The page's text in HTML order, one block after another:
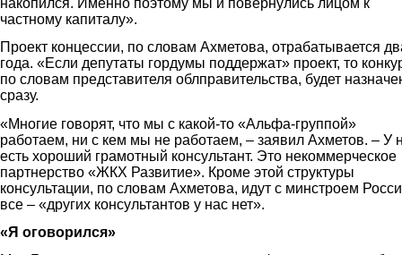
накопился. Именно поэтому мы и повернулись лицом к
частному капиталу».
Проект концессии, по словам Ахметова, отрабатывается
года. «Если депутаты гордумы поддержат» проект, то
по словам представителя облправительства, будет
сразу.
«Многие говорят, что мы с какой-то «Альфа-группой»
работаем, ни с кем мы не работаем, – заявил Ахметов. – У
есть хороший грамотный консультант. Это некоммерческое
партнерство «ЖКХ Развитие». Кроме этой структуры
консультации, по словам Ахметова, идут с минстроем
все – «других консультантов у нас нет».
«Я оговорился»